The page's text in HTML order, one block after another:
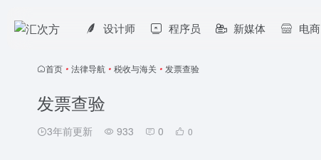
设计师 程序员 新媒体 电商
首页 • 法律导航 • 税收与海关 • 发票查验
发票查验
3年前更新 933 0 0